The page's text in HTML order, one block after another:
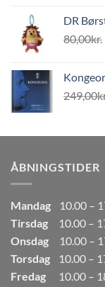
DR
80,00kr.
249,00
ÅBNINGSTIDER
Mandag
10.00 –
Tirsdag
10.00 –
Onsdag
10.00 –
Torsdag
10.00 –
Fredag
10.00 –